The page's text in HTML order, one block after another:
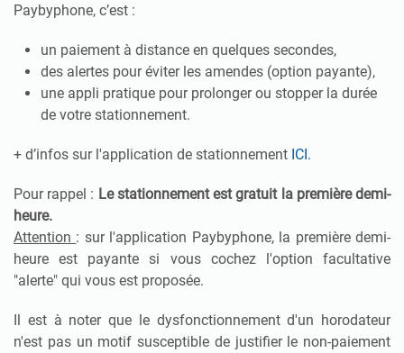
Paybyphone, c’est :
un paiement à distance en quelques secondes,
des alertes pour éviter les amendes (option payante),
une appli pratique pour prolonger ou stopper la durée
de votre stationnement.
+ d’infos sur l'application de stationnement ICI.
Pour rappel : Le stationnement est gratuit la première demi-
heure.
Attention : sur l'application Paybyphone, la première demi-
heure est payante si vous cochez l'option facultative
"alerte" qui vous est proposée.
Il est à noter que le dysfonctionnement d'un horodateur
n'est pas un motif susceptible de justifier le non-paiement